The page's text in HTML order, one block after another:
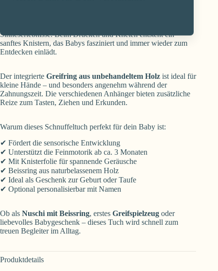
Sinneserlebnisse. Beim Drücken und Kneten entsteht ein
sanftes Knistern, das Babys fasziniert und immer wieder zum
Entdecken einlädt.
Der integrierte Greifring aus unbehandeltem Holz ist ideal für
kleine Hände – und besonders angenehm während der
Zahnungszeit. Die verschiedenen Anhänger bieten zusätzliche
Reize zum Tasten, Ziehen und Erkunden.
Warum dieses Schnuffeltuch perfekt für dein Baby ist:
✔ Fördert die sensorische Entwicklung
✔ Unterstützt die Feinmotorik ab ca. 3 Monaten
✔ Mit Knisterfolie für spannende Geräusche
✔ Beissring aus naturbelassenem Holz
✔ Ideal als Geschenk zur Geburt oder Taufe
✔ Optional personalisierbar mit Namen
Ob als Nuschi mit Beissring, erstes Greifspielzeug oder
liebevolles Babygeschenk – dieses Tuch wird schnell zum
treuen Begleiter im Alltag.
Produktdetails